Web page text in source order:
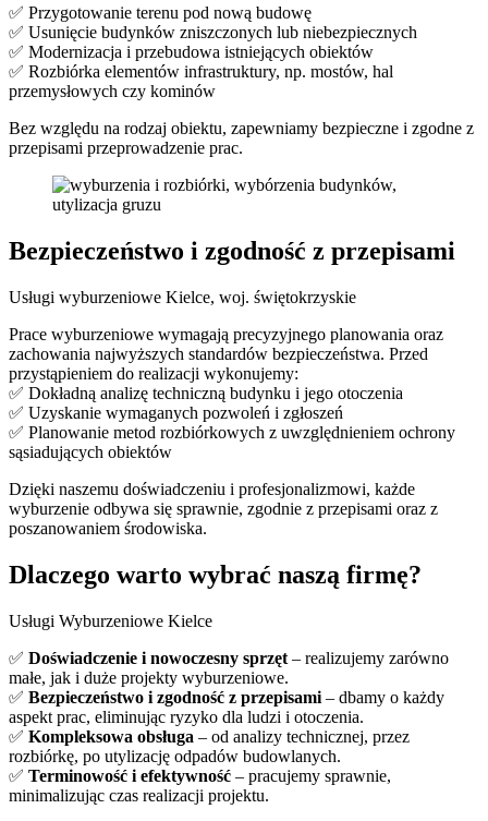
✅ Przygotowanie terenu pod nową budowę
✅ Usunięcie budynków zniszczonych lub niebezpiecznych
✅ Modernizacja i przebudowa istniejących obiektów
✅ Rozbiórka elementów infrastruktury, np. mostów, hal
przemysłowych czy kominów
Bez względu na rodzaj obiektu, zapewniamy bezpieczne i zgodne z
przepisami przeprowadzenie prac.
Bezpieczeństwo i zgodność z przepisami
Usługi wyburzeniowe Kielce, woj. świętokrzyskie
Prace wyburzeniowe wymagają precyzyjnego planowania oraz
zachowania najwyższych standardów bezpieczeństwa. Przed
przystąpieniem do realizacji wykonujemy:
✅ Dokładną analizę techniczną budynku i jego otoczenia
✅ Uzyskanie wymaganych pozwoleń i zgłoszeń
✅ Planowanie metod rozbiórkowych z uwzględnieniem ochrony
sąsiadujących obiektów
Dzięki naszemu doświadczeniu i profesjonalizmowi, każde
wyburzenie odbywa się sprawnie, zgodnie z przepisami oraz z
poszanowaniem środowiska.
Dlaczego warto wybrać naszą firmę?
Usługi Wyburzeniowe Kielce
✅ Doświadczenie i nowoczesny sprzęt – realizujemy zarówno
małe, jak i duże projekty wyburzeniowe.
✅ Bezpieczeństwo i zgodność z przepisami – dbamy o każdy
aspekt prac, eliminując ryzyko dla ludzi i otoczenia.
✅ Kompleksowa obsługa – od analizy technicznej, przez
rozbiórkę, po utylizację odpadów budowlanych.
✅ Terminowość i efektywność – pracujemy sprawnie,
minimalizując czas realizacji projektu.